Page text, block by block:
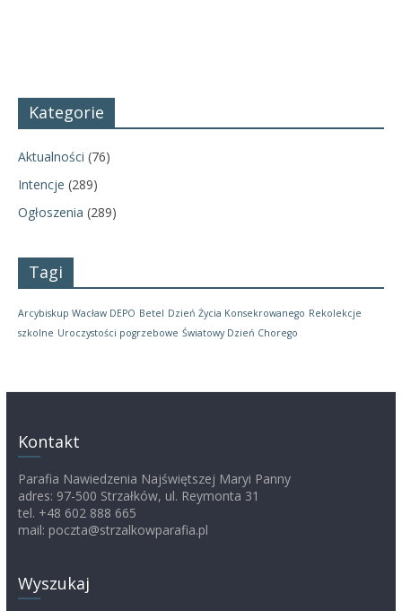
Kategorie
Aktualności (76)
Intencje (289)
Ogłoszenia (289)
Tagi
Arcybiskup Wacław DEPO Betel Dzień Życia Konsekrowanego Rekolekcje
szkolne Uroczystości pogrzebowe Światowy Dzień Chorego
Kontakt
Parafia Nawiedzenia Najświętszej Maryi Panny
adres: 97-500 Strzałków, ul. Reymonta 31
tel. +48 602 888 665
mail: poczta@strzalkowparafia.pl
Wyszukaj